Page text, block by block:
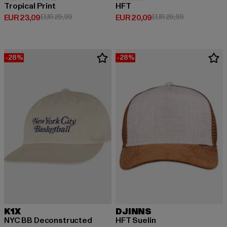
Tropical Print
EUR 23,09
Derzeitiger Preis: EUR 23,09
EUR 29,99Aktionspreis: EUR 29,99
HFT
EUR 20,09
Derzeitiger Preis: EUR 20,09
EUR 29,99Aktionspreis:
-28%
K1X
NYC BB Deconstructed
-28%
DJINNS
HFT Suelin